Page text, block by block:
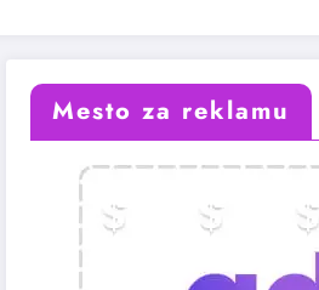
Mesto za reklamu